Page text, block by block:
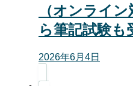
（オンライ
ら筆記試験も
2026年6月4日